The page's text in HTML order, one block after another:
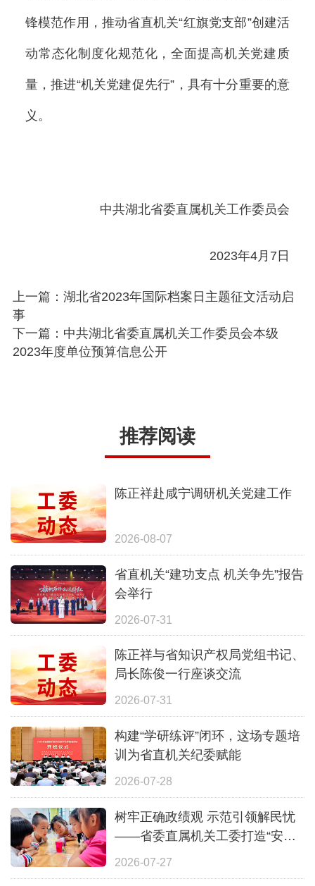
锋模范作用，推动省直机关“红旗党支部”创建活
动常态化制度化规范化，全面提高机关党建质
量，推进“机关党建促先行”，具有十分重要的意
义。
中共湖北省委直属机关工作委员会
2023年4月7日
上一篇：湖北省2023年国际档案日主题征文活动启
事
下一篇：中共湖北省委直属机关工作委员会本级
2023年度单位预算信息公开
推荐阅读
陈正祥赴咸宁调研机关党建工作
2026-08-07
省直机关“建功支点 机关争先”报告
会举行
2026-07-31
陈正祥与省知识产权局党组书记、
局长陈俊一行座谈交流
2026-07-31
构建“学研练评”闭环，这场专题培
训为省直机关纪委赋能
2026-07-28
树牢正确政绩观 示范引领解民忧
——省委直属机关工委打造“安心
一夏”全覆盖暑期照护体系
2026-07-27